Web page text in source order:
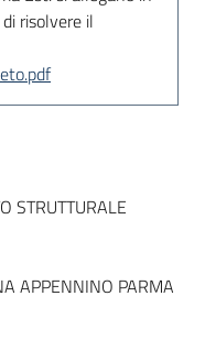
risolvere il
STRUTTURALE
APPENNINO PARMA